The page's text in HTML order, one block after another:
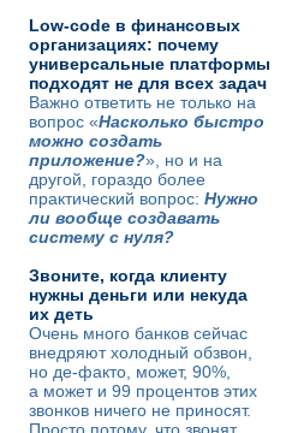
Low-code в финансовых
организациях: почему
универсальные платформы
подходят не для всех задач
Важно ответить не только на
вопрос «Насколько быстро
можно создать
приложение?», но и на
другой, гораздо более
практический вопрос: Нужно
ли вообще создавать
систему с нуля?
Звоните, когда клиенту
нужны деньги или некуда
их деть
Очень много банков сейчас
внедряют холодный обзвон,
но де-факто, может, 90%,
а может и 99 процентов этих
звонков ничего не приносят.